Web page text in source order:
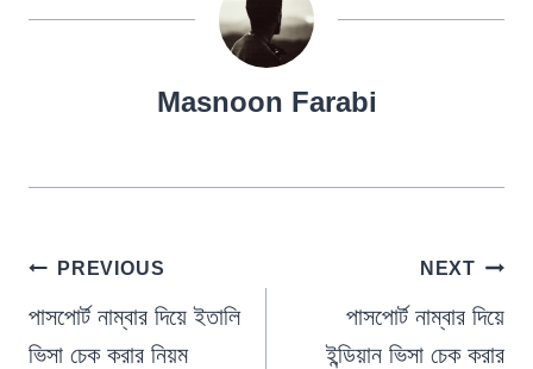
Masnoon Farabi
Post
navigation
PREVIOUS
পাসপোর্ট নাম্বার দিয়ে ইতালি
ভিসা চেক করার নিয়ম
NEXT
পাসপোর্ট নাম্বার দিয়ে
ইন্ডিয়ান ভিসা চেক করার